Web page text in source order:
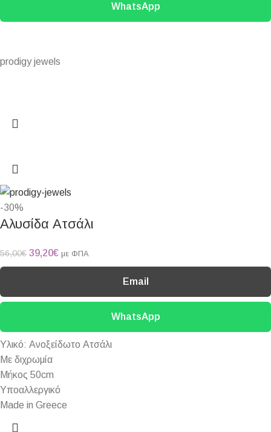
WhatsApp
prodigy jewels
-30%
Αλυσίδα Ατσάλι
56,00€ 39,20€ με ΦΠΑ
Email
WhatsApp
Υλικό: Ανοξείδωτο Ατσάλι
Με διχρωμία
Μήκος 50cm
Υποαλλεργικό
Made in Greece